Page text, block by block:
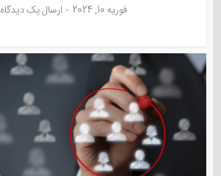
فوریه 10, 2024 ارسال یک دیدگاه